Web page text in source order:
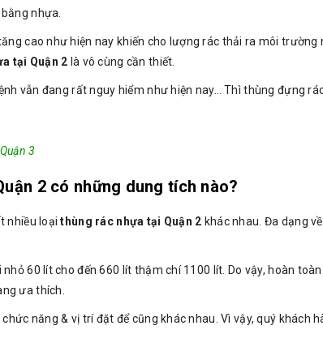
nhựa.
cao như hiện nay khiến cho lượng rác thải ra môi
tại Quận 2 là vô cùng cần thiết.
vẫn đang rất nguy hiểm như hiện nay… Thì thùng đựng
3
2 có những dung tích nào?
nhiều loạithùng rác nhựa tại Quận 2 khác nhau. Đa dạng
nhỏ 60 lít cho đến 660 lít thậm chí 1100 lít. Do vậy, hoàn
ưa thích.
năng & vị trí đặt để cũng khác nhau. Vì vậy, quý khách